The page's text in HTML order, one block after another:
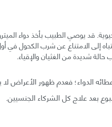
الدواء؛ فعدم ظهور الأعراض
بعد علاج كل الشركاء الجنسيين.